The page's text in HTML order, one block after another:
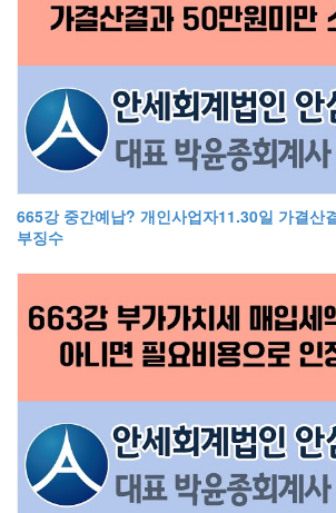
665강 중간예납? 개인사업자11.30일 가결산
부징수